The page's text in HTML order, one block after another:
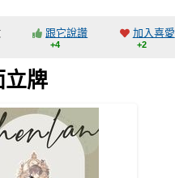
交流中心
攤位轉讓區
註冊會員
跟它說讚
+4
加入喜愛
+2
立牌